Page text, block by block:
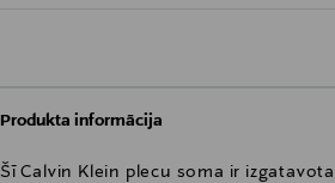
Produkta informācija
Šī Calvin Klein plecu soma ir